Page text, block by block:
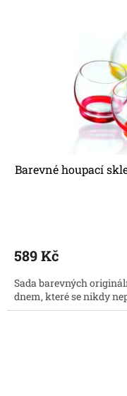
Barevné houpací
589 Kč
Sada barevných
dnem, které se nikdy